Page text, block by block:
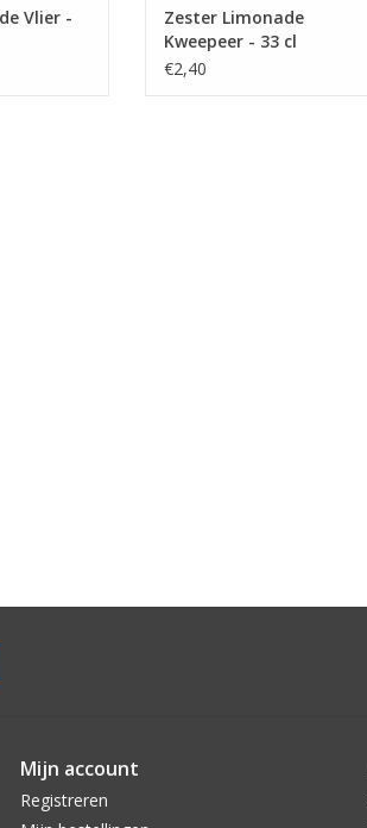
Vlier -
Zester Limonade
Kweepeer - 33 cl
€2,40
Mijn account
Registreren